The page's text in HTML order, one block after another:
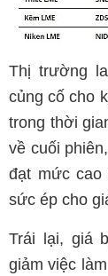
Thị trường
củng cố cho
trong thời
về cuối
đạt mức cao
sức ép cho
Trái lại, giá
giảm việc